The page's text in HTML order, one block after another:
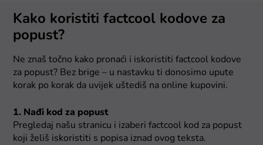
Kako koristiti factcool kodove za
popust?
Ne znaš točno kako pronaći i iskoristiti factcool kodove
za popust? Bez brige – u nastavku ti donosimo upute
korak po korak da uvijek uštediš na online kupovini.
1. Nađi kod za popust
Pregledaj našu stranicu i izaberi factcool kod za popust
koji želiš iskoristiti s popisa iznad ovog teksta.